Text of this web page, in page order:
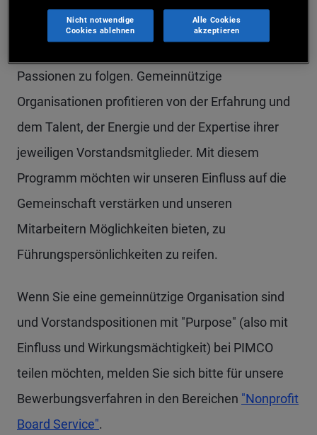
Sie erwerben wertvolle Fähigkeiten und
Passionen zu folgen. Gemeinnützige
Organisationen profitieren von der Erfahrung und
dem Talent, der Energie und der Expertise ihrer
jeweiligen Vorstandsmitglieder. Mit diesem
Programm möchten wir unseren Einfluss auf die
Gemeinschaft verstärken und unseren
Mitarbeitern Möglichkeiten bieten, zu
Führungspersönlichkeiten zu reifen.
Wenn Sie eine gemeinnützige Organisation sind
und Vorstandspositionen mit "Purpose" (also mit
Einfluss und Wirkungsmächtigkeit) bei PIMCO
teilen möchten, melden Sie sich bitte für unsere
Bewerbungsverfahren in den Bereichen "Nonprofit
Board Service".
Nicht notwendige
Cookies ablehnen
Alle Cookies
akzeptieren